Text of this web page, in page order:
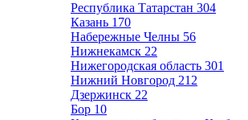
Республика Татарстан 304
Казань 170
Набережные Челны 56
Нижнекамск 22
Нижегородская область 301
Нижний Новгород 212
Дзержинск 22
Бор 10